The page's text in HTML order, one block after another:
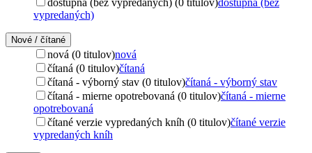
vypredaných)
Nové / čítané
nová (0 titulov)nová
čítaná (0 titulov)čítaná
čítaná - výborný stav (0 titulov)čítaná - výborný stav
čítaná - mierne opotrebovaná (0 titulov)čítaná - mierne
opotrebovaná
čítané verzie vypredaných kníh (0 titulov)čítané verzie
vypredaných kníh